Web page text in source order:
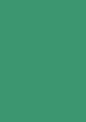
onglet.
dans un nouvel